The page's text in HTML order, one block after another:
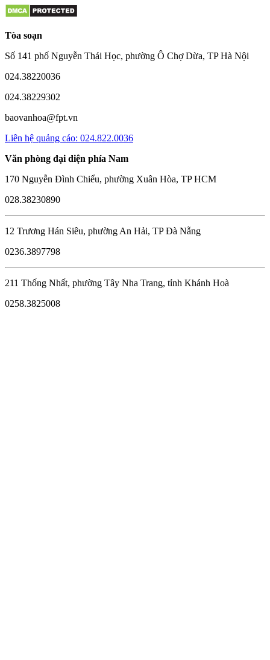
Tòa soạn
Số 141 phố Nguyễn Thái Học, phường Ô Chợ Dừa, TP Hà Nội
024.38220036
024.38229302
baovanhoa@fpt.vn
Liên hệ quảng cáo: 024.822.0036
Văn phòng đại diện phía Nam
170 Nguyễn Đình Chiểu, phường Xuân Hòa, TP HCM
028.38230890
12 Trương Hán Siêu, phường An Hải, TP Đà Nẵng
0236.3897798
211 Thống Nhất, phường Tây Nha Trang, tỉnh Khánh Hoà
0258.3825008